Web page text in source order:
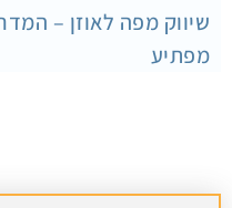
שיווק מפה לאוזן –
מפתיע